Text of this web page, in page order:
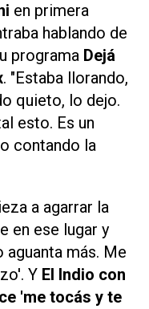
en primera
hablando de
programa Dejá
. "Estaba llorando,
quieto, lo dejo.
esto. Es un
contando la
a agarrar la
en ese lugar y
más. Me
Y El Indio con
'me tocás y te